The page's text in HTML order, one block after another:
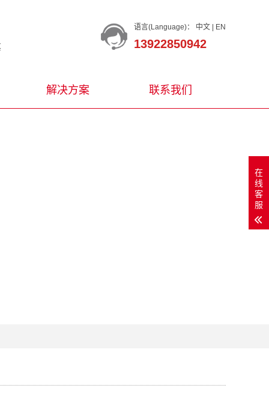
语言(Language)： 中文 EN
13922850942
解决方案 联系我们
在
线
客
服